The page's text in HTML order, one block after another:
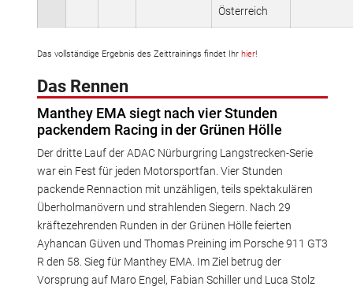
Österreich
Das vollständige Ergebnis des Zeittrainings findet Ihr hier!
Das Rennen
Manthey EMA siegt nach vier Stunden
packendem Racing in der Grünen Hölle
Der dritte Lauf der ADAC Nürburgring Langstrecken-Serie
war ein Fest für jeden Motorsportfan. Vier Stunden
packende Rennaction mit unzähligen, teils spektakulären
Überholmanövern und strahlenden Siegern. Nach 29
kräftezehrenden Runden in der Grünen Hölle feierten
Ayhancan Güven und Thomas Preining im Porsche 911 GT3
R den 58. Sieg für Manthey EMA. Im Ziel betrug der
Vorsprung auf Maro Engel, Fabian Schiller und Luca Stolz